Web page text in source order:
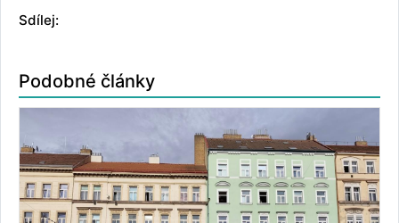
Sdílej:
Podobné články